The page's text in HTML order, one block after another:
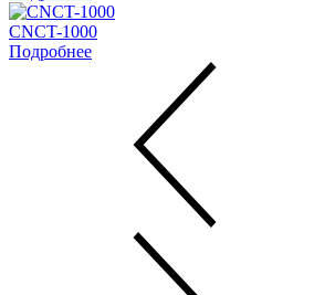
CNCT-1000
Подробнее